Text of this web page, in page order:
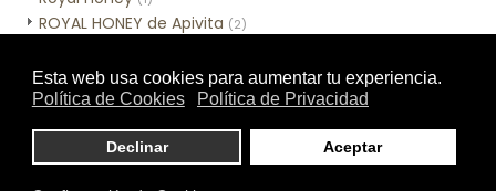
ROYAL HONEY de Apivita (2)
Sebamed Higiene (10)
Sensinol Corporal (2)
SESCACAY (3)
Skincare de MIA Cosmétics